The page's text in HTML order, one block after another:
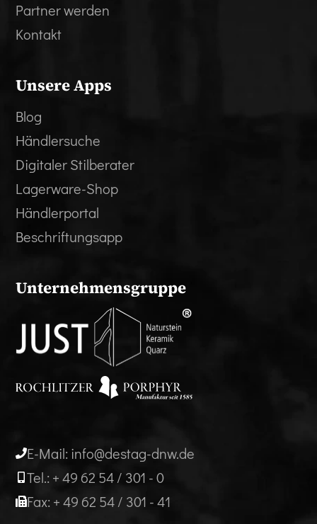
Partner werden
Kontakt
Unsere Apps
Blog
Händlersuche
Digitaler Stilberater
Lagerware-Shop
Händlerportal
Beschriftungsapp
Unternehmensgruppe
E-Mail: info@destag-dnw.de
Tel.: + 49 62 54 / 301 - 0
Fax: + 49 62 54 / 301 - 41